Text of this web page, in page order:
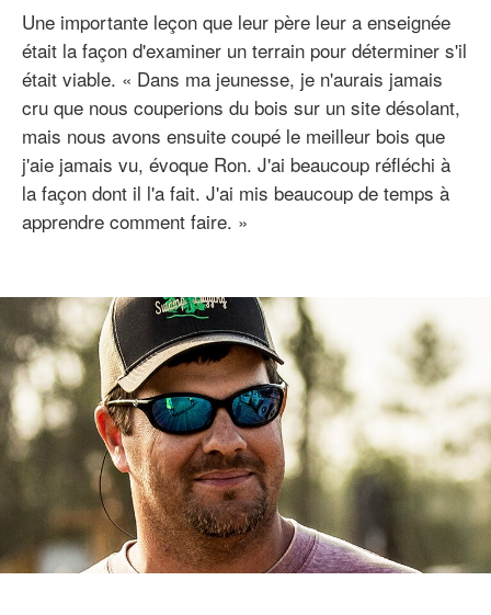
Une importante leçon que leur père leur a enseignée
était la façon d'examiner un terrain pour déterminer s'il
était viable. « Dans ma jeunesse, je n'aurais jamais
cru que nous couperions du bois sur un site désolant,
mais nous avons ensuite coupé le meilleur bois que
j'aie jamais vu, évoque Ron. J'ai beaucoup réfléchi à
la façon dont il l'a fait. J'ai mis beaucoup de temps à
apprendre comment faire. »